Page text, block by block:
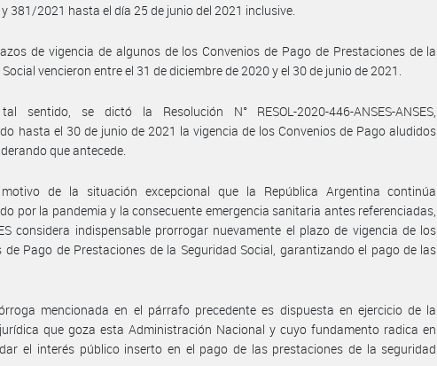
381/2021 hasta el día 25 de junio del 2021 inclusive.
de vigencia de algunos de los Convenios de Pago de Prestaciones de la
vencieron entre el 31 de diciembre de 2020 y el 30 de junio de 2021.
sentido, se dictó la Resolución N° RESOL-2020-446-ANSES-ANSES,
hasta el 30 de junio de 2021 la vigencia de los Convenios de Pago aludidos
que antecede.
de la situación excepcional que la República Argentina continúa
por la pandemia y la consecuente emergencia sanitaria antes referenciadas,
considera indispensable prorrogar nuevamente el plazo de vigencia de los
de Pago de Prestaciones de la Seguridad Social, garantizando el pago de las
mencionada en el párrafo precedente es dispuesta en ejercicio de la
que goza esta Administración Nacional y cuyo fundamento radica en
el interés público inserto en el pago de las prestaciones de la seguridad